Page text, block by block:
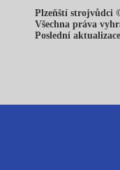
Plzeňští strojvůdci
Všechna práva
Poslední